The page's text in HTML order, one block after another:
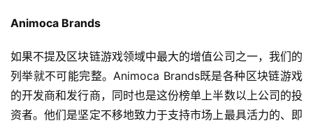
Animoca Brands
如果不提及区块链游戏领域中最大的增值公司之一，我们的
列举就不可能完整。Animoca Brands既是各种区块链游戏
的开发商和发行商，同时也是这份榜单上半数以上公司的投
资者。他们是坚定不移地致力于支持市场上最具活力的、即